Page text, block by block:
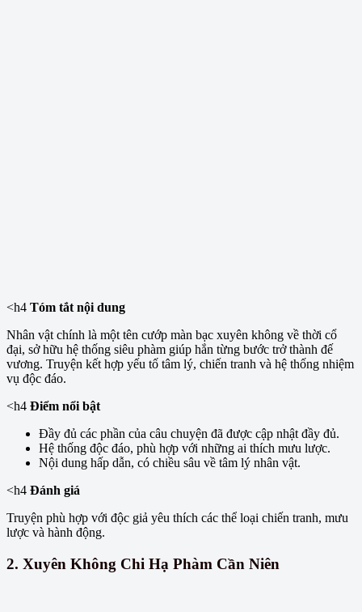
<h4 Tóm tắt nội dung
Nhân vật chính là một tên cướp màn bạc xuyên không về thời cổ
đại, sở hữu hệ thống siêu phàm giúp hắn từng bước trở thành đế
vương. Truyện kết hợp yếu tố tâm lý, chiến tranh và hệ thống nhiệm
vụ độc đáo.
<h4 Điểm nổi bật
Đầy đủ các phần của câu chuyện đã được cập nhật đầy đủ.
Hệ thống độc đáo, phù hợp với những ai thích mưu lược.
Nội dung hấp dẫn, có chiều sâu về tâm lý nhân vật.
<h4 Đánh giá
Truyện phù hợp với độc giả yêu thích các thể loại chiến tranh, mưu
lược và hành động.
2. Xuyên Không Chi Hạ Phàm Cần Niên